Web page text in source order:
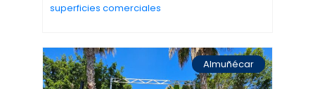
superficies comerciales
Almuñécar